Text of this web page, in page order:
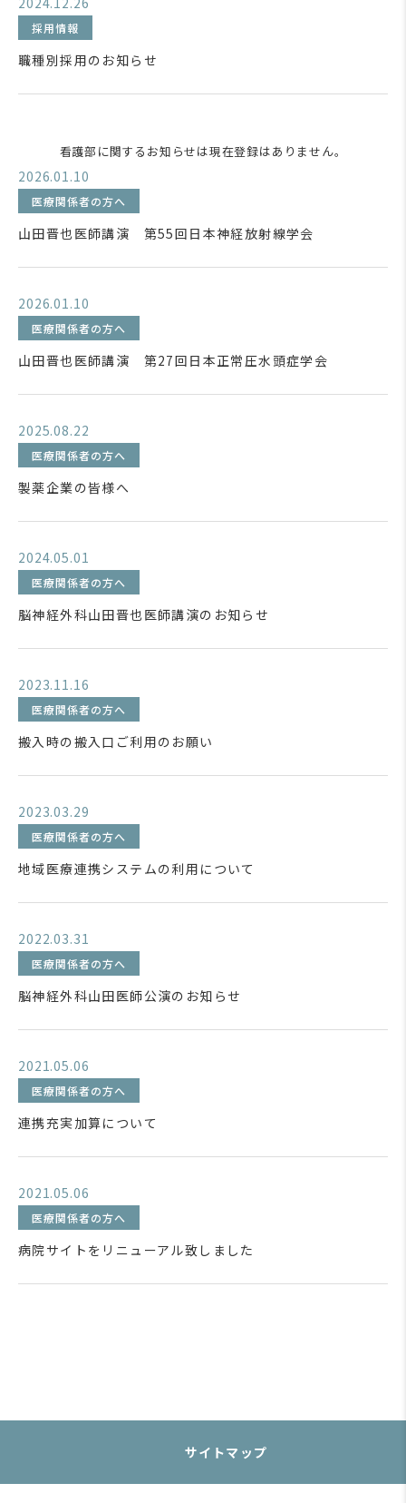
採用情報
職種別採用のお知らせ
看護部に関するお知らせは現在登録はありません。
2026.01.10
医療関係者の方へ
山田晋也医師講演 第55回日本神経放射線学会
2026.01.10
医療関係者の方へ
山田晋也医師講演 第27回日本正常圧水頭症学会
2025.08.22
医療関係者の方へ
製薬企業の皆様へ
2024.05.01
医療関係者の方へ
脳神経外科山田晋也医師講演のお知らせ
2023.11.16
医療関係者の方へ
搬入時の搬入口ご利用のお願い
2023.03.29
医療関係者の方へ
地域医療連携システムの利用について
2022.03.31
医療関係者の方へ
脳神経外科山田医師公演のお知らせ
2021.05.06
医療関係者の方へ
連携充実加算について
2021.05.06
医療関係者の方へ
病院サイトをリニューアル致しました
サイトマップ